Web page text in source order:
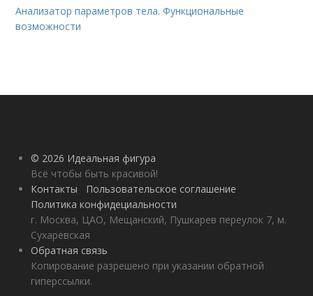
Анализатор параметров тела. Функциональные
возможности
© 2026 Идеальная фигура
Всё чтобы быть красивой!
Контакты
Пользовательское соглашение
Политика конфидециальности
г. Москва, ЦАО, Мещанский, Пушкарев переулок 7, м.
Сухаревская
Обратная связь
Копирование разрешено при указании обратной
гиперссылки.